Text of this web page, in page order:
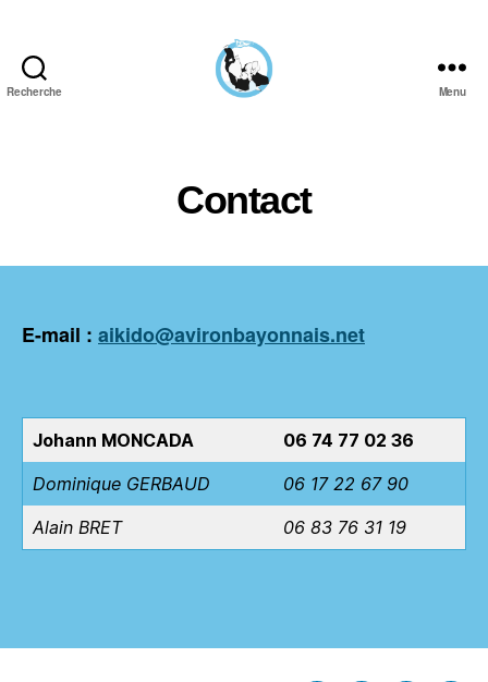
Recherche Menu
Contact
E-mail : aikido@avironbayonnais.net
Johann MONCADA
06 74 77 02 36
Dominique GERBAUD
06 17 22 67 90
Alain BRET
06 83 76 31 19